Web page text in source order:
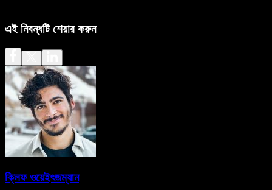
এই নিবন্ধটি শেয়ার করুন
ক্লিফ ওয়েইৎজম্যান